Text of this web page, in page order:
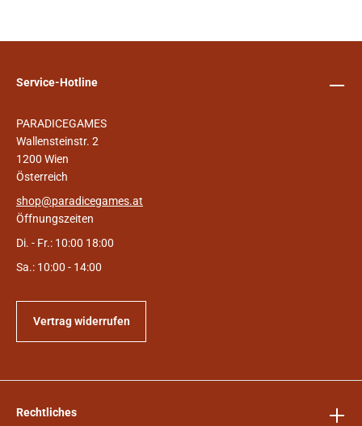
Service-Hotline
PARADICEGAMES
Wallensteinstr. 2
1200 Wien
Österreich
shop@paradicegames.at
Öffnungszeiten
Di. - Fr.: 10:00 18:00
Sa.: 10:00 - 14:00
Vertrag widerrufen
Rechtliches